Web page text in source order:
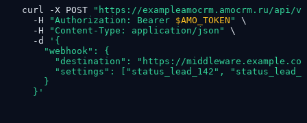
curl -X POST
"https://exampleamocrm.amocrm.ru/api/
  -H
"Authorization: Bearer $AMO_TOKEN "
\
  -H
"Content-Type: application/json"
\
  -d
'{
    "webhook": {
"destination": "https://
"settings": ["status_lead_142",
    }
  }'